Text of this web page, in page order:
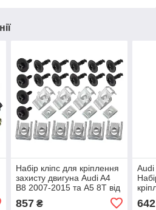
Набір кліпс для кріплення
захисту двигуна Audi A4
B8 2007-2015 та A5 8T від
857₴ 642